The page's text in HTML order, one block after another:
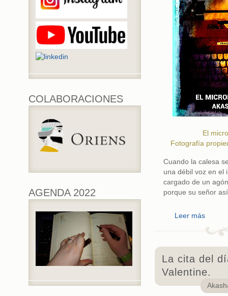
COLABORACIONES
AGENDA 2022
El
Fotografía
Cuando la calesa
una débil voz en el
cargado de un
porque su señor
Leer más
La cita del
Valentine.